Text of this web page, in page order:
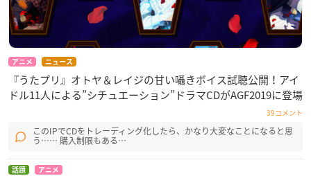
アニメ ニュース
『うたプリ』オトヤ＆レイジの甘い囁きボイス試聴公開！アイ
ドル11人による”シチュエーション”ドラマCDがAGF2019に登場
39コメント
このIPでCDをトレーディング化したら、かなり大変なことになると思
う…… 購入制限もある…
話題 アニメ